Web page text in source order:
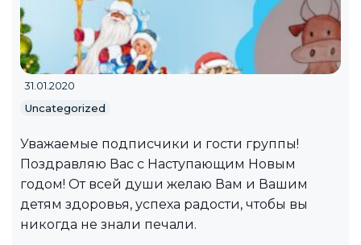
31.01.2020
Uncategorized
Уважаемые подписчики и гости группы!
Поздравляю Вас с Наступающим Новым
годом! От всей души желаю Вам и Вашим
детям здоровья, успеха радости, чтобы вы
никогда не знали печали.